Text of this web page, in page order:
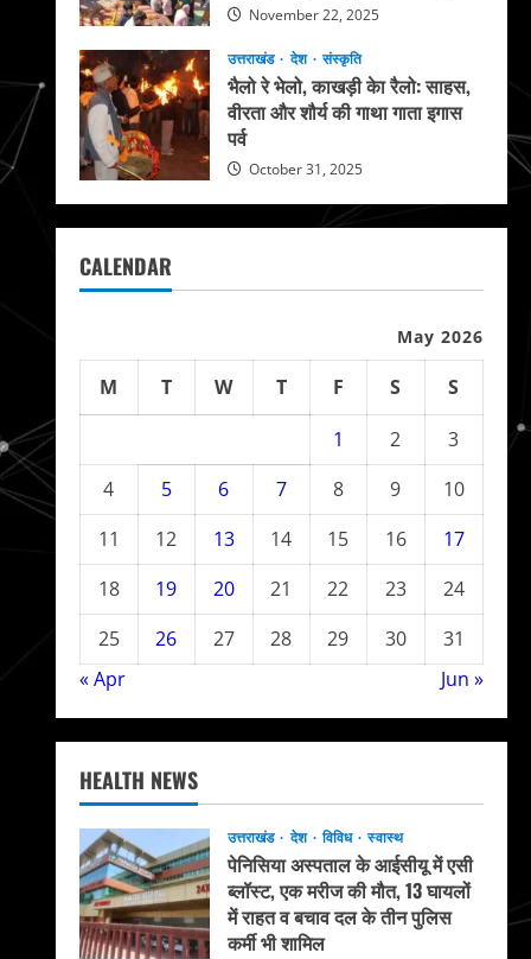
November 22, 2025
उत्तराखंड देश संस्कृति
भैलो रे भेलो, काखड़ी केा रैलो: साहस,
वीरता और शौर्य की गाथा गाता इगास
पर्व
October 31, 2025
CALENDAR
May 2026
M T W T F S
S
1
2
3
4
5 6 7 8 9
10
11
12 13 14 15 16
17
18
19 20 21 22 23
24
25
26 27 28 29 30
31
« Apr
Jun »
HEALTH NEWS
उत्तराखंड देश विविध स्वास्थ
पेनिसिया अस्पताल के आईसीयू में एसी
ब्लॉस्ट, एक मरीज की मौत, 13 घायलों
में राहत व बचाव दल के तीन पुलिस
कर्मी भी शामिल